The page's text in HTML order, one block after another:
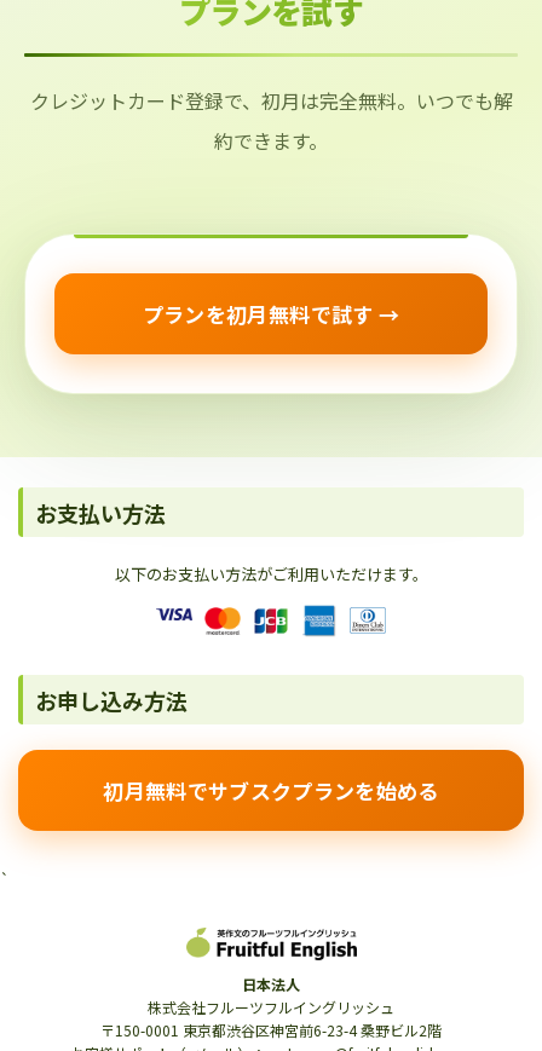
プランを試す
クレジットカード登録で、初月は完全無料。いつでも解
約できます。
プランを初月無料で試す →
お支払い方法
以下のお支払い方法がご利用いただけます。
お申し込み方法
初月無料でサブスクプランを始める
`
日本法人
株式会社フルーツフルイングリッシュ
〒150-0001 東京都渋谷区神宮前6-23-4 桑野ビル2階